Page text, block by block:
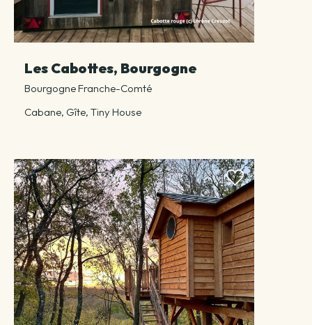
Les Cabottes, Bourgogne
Bourgogne Franche-Comté
Cabane, Gîte, Tiny House